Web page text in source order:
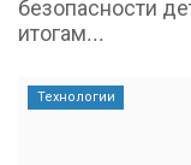
безопасности
итогам...
Технологии